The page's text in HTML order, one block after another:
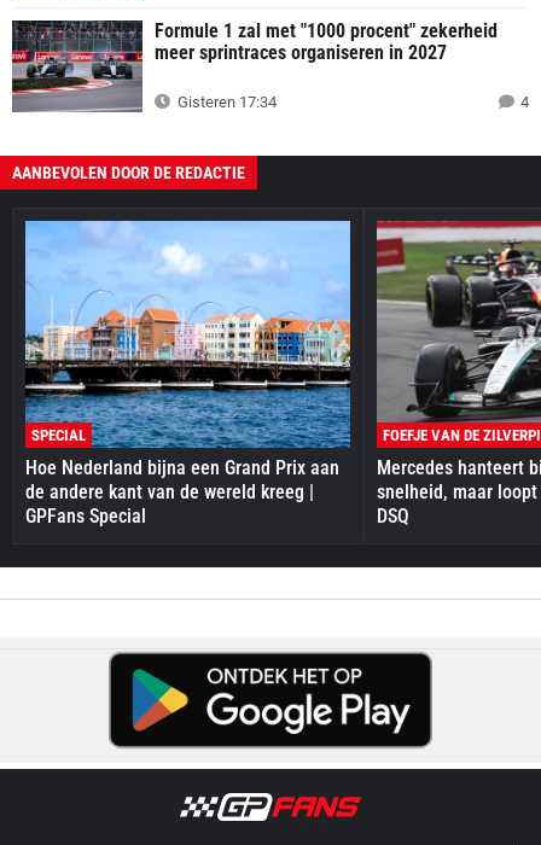
Formule 1 zal met "1000 procent" zekerheid
meer sprintraces organiseren in 2027
Gisteren 17:34 4
AANBEVOLEN DOOR DE REDACTIE
SPECIAL
Hoe Nederland bijna een Grand Prix aan
de andere kant van de wereld kreeg |
GPFans Special
FOEFJE VAN DE
Mercedes hanteert
snelheid, maar
DSQ